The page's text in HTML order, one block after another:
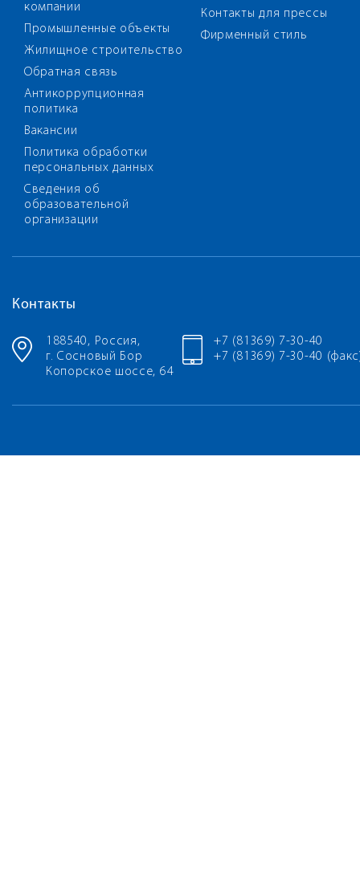
компании
Промышленные объекты
Жилищное строительство
Обратная связь
Антикоррупционная
политика
Вакансии
Политика обработки
персональных данных
Сведения об
образовательной
организации
Контакты для прессы
Фирменный стиль
Контакты
188540, Россия,
г. Сосновый Бор
Копорское шоссе, 64
+7 (81369) 7-30-40
+7 (81369) 7-30-40